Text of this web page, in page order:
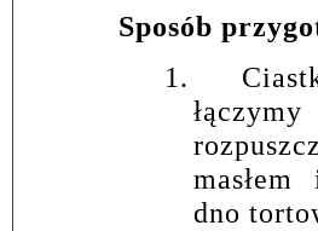
Sposób
1.
masłem
dno